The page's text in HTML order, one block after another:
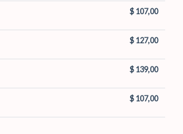
$ 107,00
$ 127,00
$ 139,00
$ 107,00